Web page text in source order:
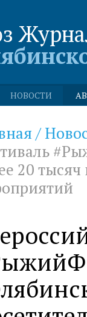
НОВОСТИ
/
20